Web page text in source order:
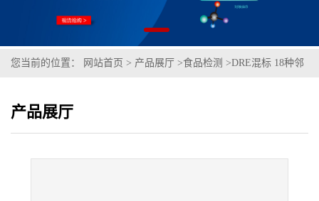
您当前的位置： 网站首页 > 产品展厅 >食品检测 >DRE混标 18种邻
分 (泰坦现货供应)
产品展厅